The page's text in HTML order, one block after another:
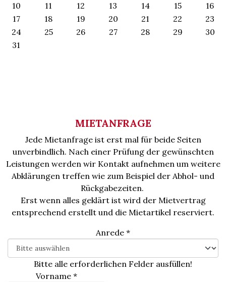
10
11 12 13 14 15
16
17
18 19 20 21 22
23
24
25 26 27 28 29
30
31
MIETANFRAGE
Jede Mietanfrage ist erst mal für beide Seiten
unverbindlich. Nach einer Prüfung der gewünschten
Leistungen werden wir Kontakt aufnehmen um weitere
Abklärungen treffen wie zum Beispiel der Abhol- und
Rückgabezeiten.
Erst wenn alles geklärt ist wird der Mietvertrag
entsprechend erstellt und die Mietartikel reserviert.
Anrede *
Bitte alle erforderlichen Felder ausfüllen!
Vorname *